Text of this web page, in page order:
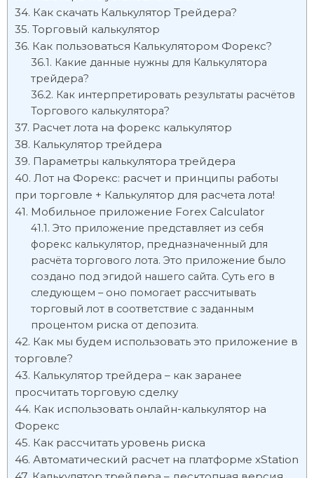
Как скачать Калькулятор Трейдера?
Торговый калькулятор
Как пользоваться Калькулятором Форекс?
Какие данные нужны для Калькулятора
трейдера?
Как интерпретировать результаты расчётов
Торгового калькулятора?
Расчет лота на форекс калькулятор
Калькулятор трейдера
Параметры калькулятора трейдера
Лот на Форекс: расчет и принципы работы
при торговле + Калькулятор для расчета лота!
Мобильное приложение Forex Calculator
Это приложение представляет из себя
форекс калькулятор, предназначенный для
расчёта торгового лота. Это приложение было
создано под эгидой нашего сайта. Суть его в
следующем – оно помогает рассчитывать
торговый лот в соответствие с заданным
процентом риска от депозита.
Как мы будем использовать это приложение в
торговле?
Калькулятор трейдера – как заранее
просчитать торговую сделку
Как использовать онлайн-калькулятор на
Форекс
Как рассчитать уровень риска
Автоматический расчет на платформе xStation